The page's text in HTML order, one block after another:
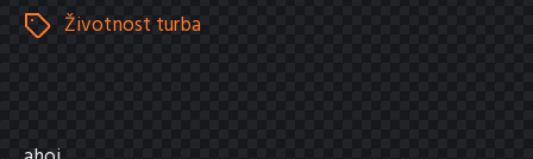
Životnost turba